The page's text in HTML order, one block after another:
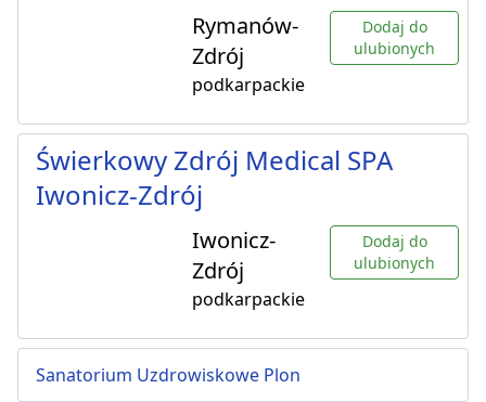
Rymanów-
Zdrój
podkarpackie
Dodaj do
ulubionych
Świerkowy Zdrój Medical SPA
Iwonicz-Zdrój
Iwonicz-
Zdrój
podkarpackie
Dodaj do
ulubionych
Sanatorium Uzdrowiskowe Plon